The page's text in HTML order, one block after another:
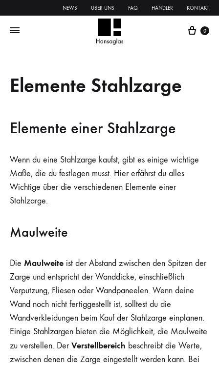
NEWS ÜBER UNS FAQ HÄNDLER KONTAKT
0
Elemente Stahlzarge
Elemente einer Stahlzarge
Wenn du eine Stahlzarge kaufst, gibt es einige wichtige
Maße, die du festlegen musst. Hier erfährst du alles
Wichtige über die verschiedenen Elemente einer
Stahlzarge.
Maulweite
Die Maulweite ist der Abstand zwischen den Spitzen der
Zarge und entspricht der Wanddicke, einschließlich
Verputzung, Fliesen oder Wandpaneelen. Wenn deine
Wand noch nicht fertiggestellt ist, solltest du die
Wandverkleidungen beim Kauf der Stahlzarge einplanen.
Einige Stahlzargen bieten die Möglichkeit, die Maulweite
zu verstellen. DerVerstellbereich beschreibt die Werte,
zwischen denen die Zarge eingestellt werden kann. Bei